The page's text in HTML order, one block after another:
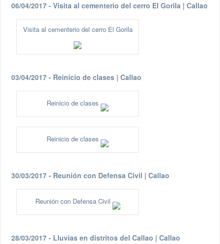
06/04/2017 - Visita al cementerio del cerro El Gorila | Callao
Visita al cementerio del cerro El Gorila
03/04/2017 - Reinicio de clases | Callao
Reinicio de clases
Reinicio de clases
30/03/2017 - Reunión con Defensa Civil | Callao
Reunión con Defensa Civil
28/03/2017 - Lluvias en distritos del Callao | Callao